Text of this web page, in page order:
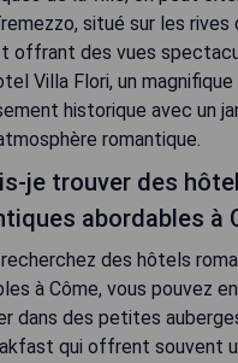
situé sur les rives
offrant des vues
Villa Flori, un magnifique
historique avec un
romantique.
je trouver des
abordables à
des hôtels
à Côme, vous pouvez
dans des petites
qui offrent souvent